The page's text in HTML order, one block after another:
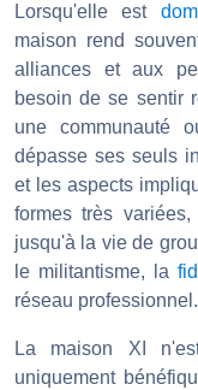
Lorsqu'elle est
maison rend
alliances et aux
besoin de se sentir
une communauté
dépasse ses seuls
et les aspects
formes très
jusqu'à la vie de
le militantisme, la
réseau professionnel.
La maison XI
uniquement